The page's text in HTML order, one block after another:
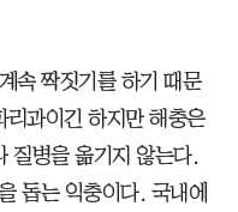
속 짝짓기를 하기 때문
과이긴 하지만 해충은
질병을 옮기지 않는다.
돕는 익충이다. 국내에